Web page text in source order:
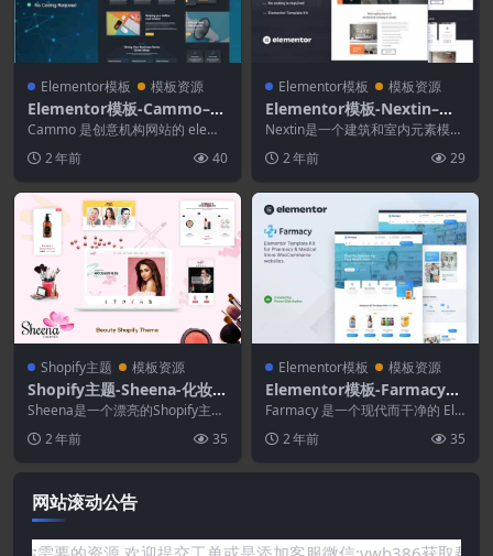
Elementor模板 模板资源
Elementor模板-Cammo–创
意代理服务Elementor模板
套件
Cammo 是创意机构网站的 eleme
模...2 年前 40
Elementor模板 模板资源
Elementor模板-Nextin–建
筑和室内元素模板套件
Nextin是一个建筑和室内元素模板
全...2 年前 29
Shopify主题 模板资源
Shopify主题-Sheena-化妆品
Shopify主题
Sheena是一个漂亮的Shopify主
售spa，...
2 年前 35
Elementor模板 模板资源
Elementor模板-Farmacy–
药房和医疗商店Elementor
模板套件
Farmacy 是一个现代而干净的 Ele
些...2 年前 35
网站滚动公告